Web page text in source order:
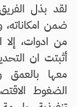
لقد بذل
ضمن امكاناته،
من ادوات، إلا
أثبتت ان
معها بالعمق
الضغوط